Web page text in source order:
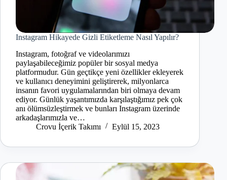
Instagram Hikayede Gizli Etiketleme Nasıl Yapılır?
Instagram, fotoğraf ve videolarımızı
paylaşabileceğimiz popüler bir sosyal medya
platformudur. Gün geçtikçe yeni özellikler ekleyerek
ve kullanıcı deneyimini geliştirerek, milyonlarca
insanın favori uygulamalarından biri olmaya devam
ediyor. Günlük yaşantımızda karşılaştığımız pek çok
anı ölümsüzleştirmek ve bunları Instagram üzerinde
arkadaşlarımızla ve…
Crovu İçerik Takımı
Eylül 15, 2023